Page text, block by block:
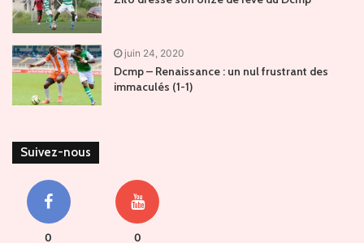
juin 24, 2020
Dcmp – Renaissance : un nul frustrant des
immaculés (1-1)
Suivez-nous
0 0